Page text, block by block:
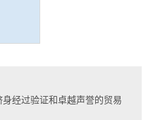
经过验证和卓越声誉的贸易